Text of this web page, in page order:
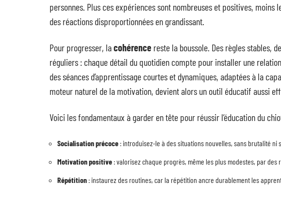
personnes. Plus ces expériences sont nombreuses et positives,
des réactions disproportionnées en grandissant.
Pour progresser, lacohérence reste la boussole. Des règles stables,
réguliers : chaque détail du quotidien compte pour installer une
des séances d’apprentissage courtes et dynamiques, adaptées à la
moteur naturel de la motivation, devient alors un outil éducatif aussi
Voici les fondamentaux à garder en tête pour réussir l’éducation du
Socialisation précoce : introduisez-le à des situations nouvelles, sans brutalité ni
Motivation positive : valorisez chaque progrès, même les plus modestes, par
Répétition : instaurez des routines, car la répétition ancre durablement les